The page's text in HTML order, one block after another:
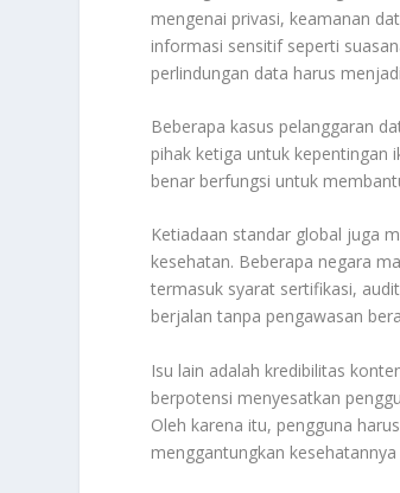
mengenai privasi, keamanan
informasi sensitif seperti
perlindungan data harus
Beberapa kasus pelanggaran
pihak ketiga untuk kepentingan
benar berfungsi untuk
Ketiadaan standar global juga
kesehatan. Beberapa negara
termasuk syarat sertifikasi,
berjalan tanpa pengawasan
Isu lain adalah kredibilitas
berpotensi menyesatkan
Oleh karena itu, pengguna
menggantungkan kesehatannya